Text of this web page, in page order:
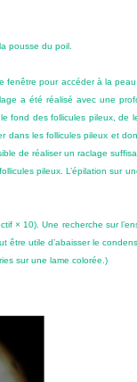
pousse du poil.
fenêtre pour accéder à la
a été réalisé avec une
fond des follicules pileux, de
dans les follicules pileux et
de réaliser un raclage
pileux. L’épilation sur
× 10). Une recherche sur
être utile d’abaisser le
sur une lame colorée.)